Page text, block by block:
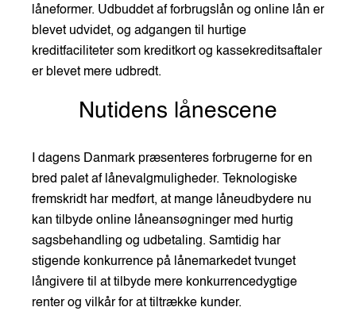
låneformer. Udbuddet af forbrugslån og online lån er
blevet udvidet, og adgangen til hurtige
kreditfaciliteter som kreditkort og kassekreditsaftaler
er blevet mere udbredt.
Nutidens lånescene
I dagens Danmark præsenteres forbrugerne for en
bred palet af lånevalgmuligheder. Teknologiske
fremskridt har medført, at mange låneudbydere nu
kan tilbyde online låneansøgninger med hurtig
sagsbehandling og udbetaling. Samtidig har
stigende konkurrence på lånemarkedet tvunget
långivere til at tilbyde mere konkurrencedygtige
renter og vilkår for at tiltrække kunder.